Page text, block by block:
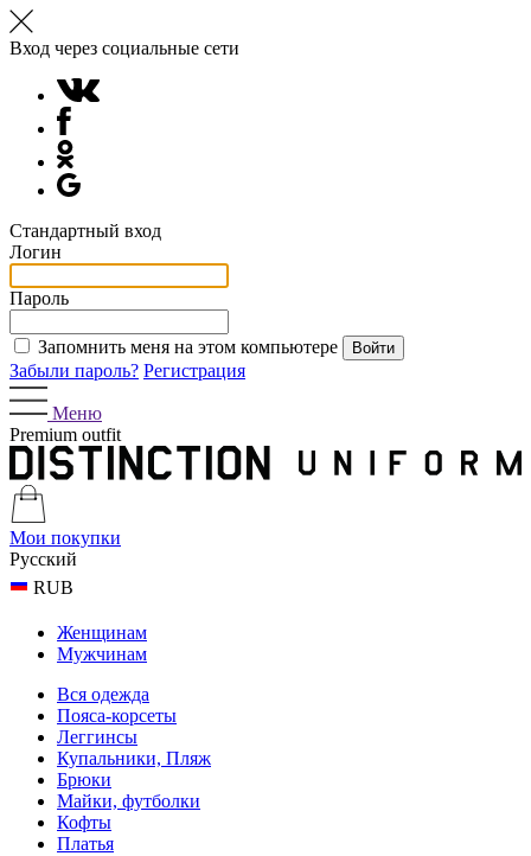
Вход через социальные сети
Стандартный вход
Логин
Пароль
Запомнить меня на этом компьютере
Забыли пароль? Регистрация
Меню
Premium outfit
Мои покупки
Русский
RUB
Женщинам
Мужчинам
Вся одежда
Пояса-корсеты
Леггинсы
Купальники, Пляж
Брюки
Майки, футболки
Кофты
Платья